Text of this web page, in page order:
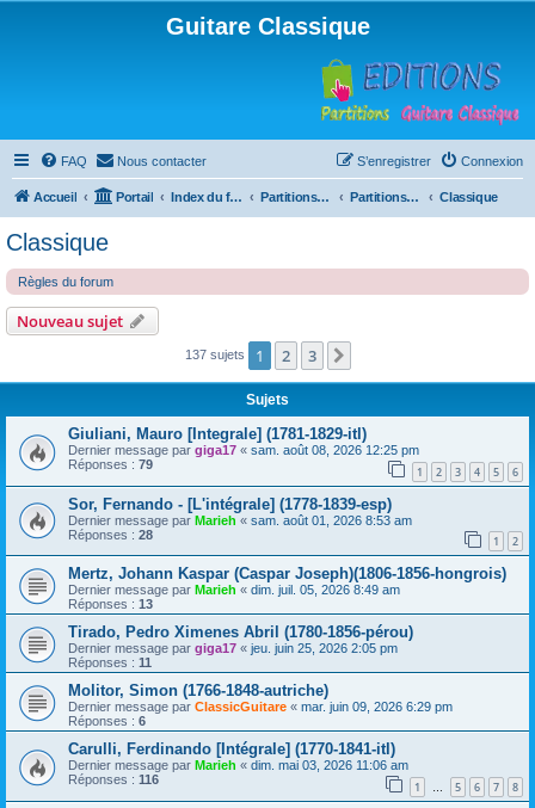
Guitare Classique
FAQ Nous contacter Connexion
S’enregistrer
Accueil Portail Index du forum Partitions pour guitare en libre téléchargement Partitions classées par compositeur Classique
Classique
Règles du forum
Nouveau sujet
137 sujets 1 2 3
Sujets
Giuliani, Mauro [Integrale] (1781-1829-itl)
Dernier message par giga17 « sam. août 08, 2026 12:25 pm
Réponses : 79 1 2 3 4 5 6
Sor, Fernando - [L'intégrale] (1778-1839-esp)
Dernier message par Marieh « sam. août 01, 2026 8:53 am
Réponses : 28 1 2
Mertz, Johann Kaspar (Caspar Joseph)(1806-1856-hongrois)
Dernier message par Marieh « dim. juil. 05, 2026 8:49 am
Réponses : 13
Tirado, Pedro Ximenes Abril (1780-1856-pérou)
Dernier message par giga17 « jeu. juin 25, 2026 2:05 pm
Réponses : 11
Molitor, Simon (1766-1848-autriche)
Dernier message par ClassicGuitare « mar. juin 09, 2026 6:29 pm
Réponses : 6
Carulli, Ferdinando [Intégrale] (1770-1841-itl)
Dernier message par Marieh « dim. mai 03, 2026 11:06 am
Réponses : 116 1 … 5 6 7 8